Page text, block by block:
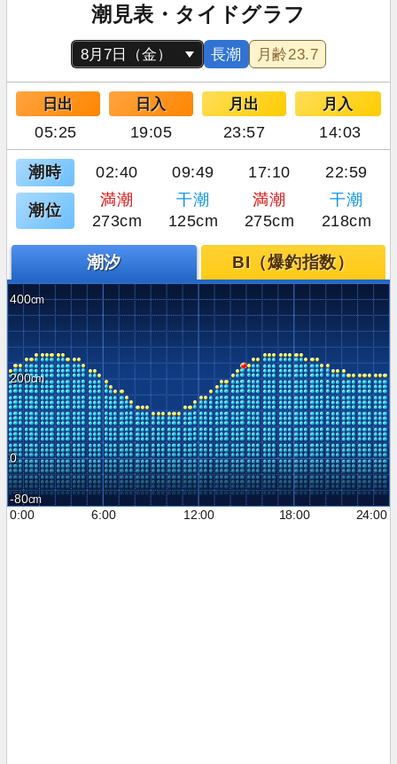
潮見表・タイドグラフ
長潮 月齢23.7
日出 日入 月出 月入
05:25 19:05 23:57 14:03
潮時 02:40 09:49 17:10 22:59
潮位
満潮 干潮 満潮
干潮
273cm
125cm 275cm 218cm
潮汐 BI（爆釣指数）
400
200
0
-80
0:00
6:00 12:00 18:00 24:00